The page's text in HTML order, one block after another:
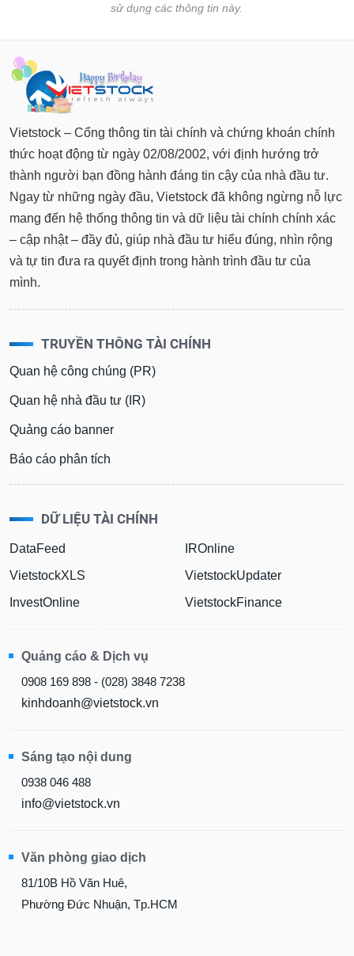
sử dụng các thông tin này.
Vietstock – Cổng thông tin tài chính và chứng khoán chính
thức hoạt động từ ngày 02/08/2002, với định hướng trở
thành người bạn đồng hành đáng tin cậy của nhà đầu tư.
Ngay từ những ngày đầu, Vietstock đã không ngừng nỗ lực
mang đến hệ thống thông tin và dữ liệu tài chính chính xác
– cập nhật – đầy đủ, giúp nhà đầu tư hiểu đúng, nhìn rộng
và tự tin đưa ra quyết định trong hành trình đầu tư của
mình.
TRUYỀN THÔNG TÀI CHÍNH
Quan hệ công chúng (PR)
Quan hệ nhà đầu tư (IR)
Quảng cáo banner
Báo cáo phân tích
DỮ LIỆU TÀI CHÍNH
DataFeed
VietstockXLS
InvestOnline
IROnline
VietstockUpdater
VietstockFinance
Quảng cáo & Dịch vụ
0908 169 898 - (028) 3848 7238
kinhdoanh@vietstock.vn
Sáng tạo nội dung
0938 046 488
info@vietstock.vn
Văn phòng giao dịch
81/10B Hồ Văn Huê,
Phường Đức Nhuận, Tp.HCM